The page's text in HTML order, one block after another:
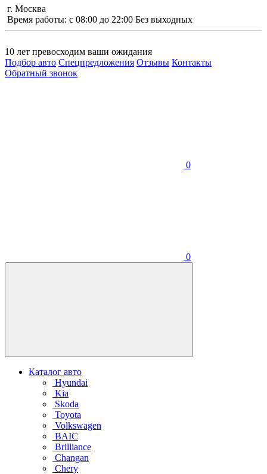
г. Москва
Время работы: с 08:00 до 22:00 Без выходных
10 лет превосходим ваши ожидания
Подбор авто Спецпредложения Отзывы Контакты
Обратный звонок
0
0
Каталог авто
Hyundai
Kia
Skoda
Toyota
Volkswagen
BAIC
Brilliance
Changan
Chery